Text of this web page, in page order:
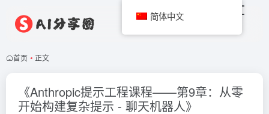
首页 • 正文
《Anthropic提示工程课程——第9章：从零
开始构建复杂提示 - 聊天机器人》
简体中文